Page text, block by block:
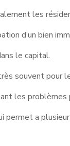
les
d’un bien
le capital.
souvent pour
les problèmes
a